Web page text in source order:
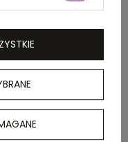
rozdawać